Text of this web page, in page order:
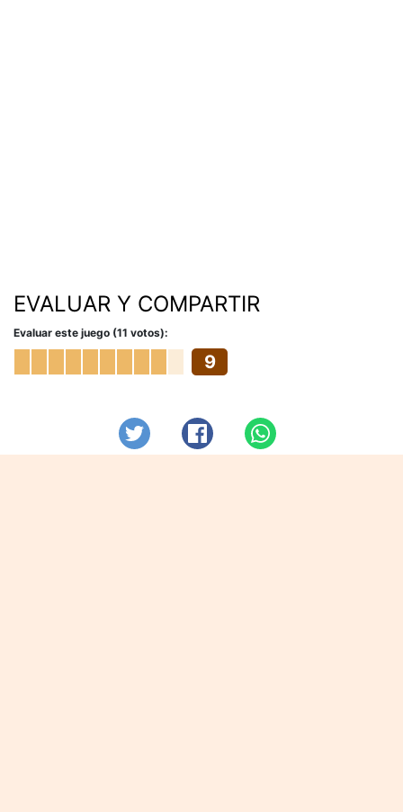
EVALUAR Y COMPARTIR
Evaluar este juego (11 votos):
9